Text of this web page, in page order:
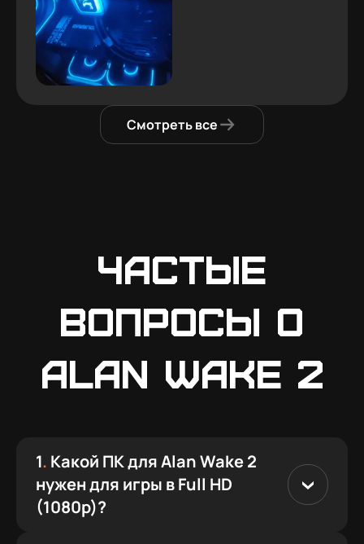
Смотреть все
Частые
вопросы о
Alan Wake 2
1. Какой ПК для Alan Wake 2
нужен для игры в Full HD
(1080p)?